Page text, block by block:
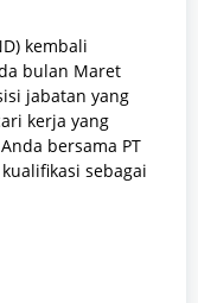
kembali
bulan Maret
jabatan yang
kerja yang
bersama PT
sebagai